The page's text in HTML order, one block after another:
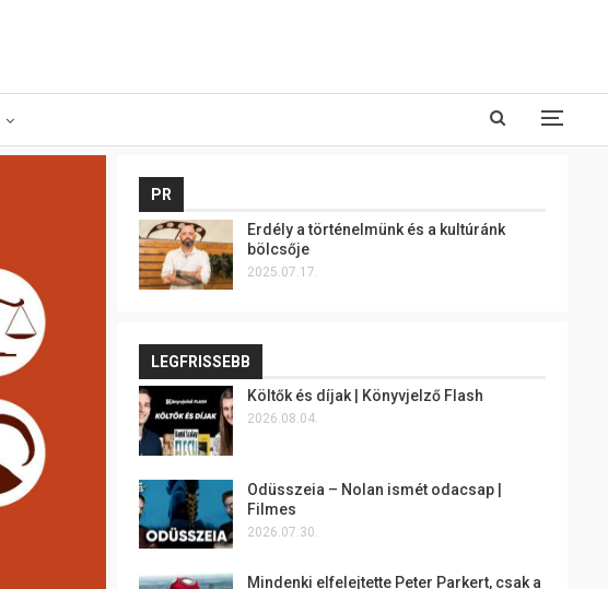
PR
Erdély a történelmünk és a kultúránk
bölcsője
2025.07.17.
LEGFRISSEBB
Költők és díjak | Könyvjelző Flash
2026.08.04.
Odüsszeia – Nolan ismét odacsap |
Filmes
2026.07.30.
Mindenki elfelejtette Peter Parkert, csak a